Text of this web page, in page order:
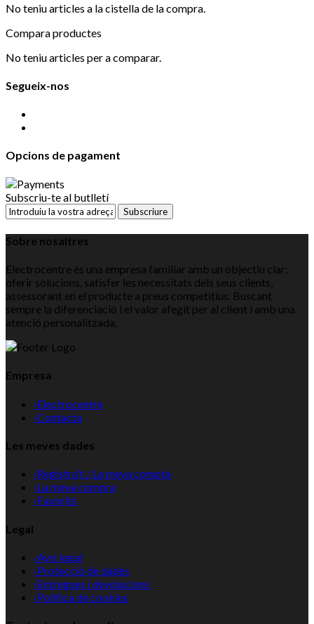
No teniu articles a la cistella de la compra.
Compara productes
No teniu articles per a comparar.
Segueix-nos
Opcions de pagament
Subscriu-te al butlletí
Subscriure
Sobre nosaltres
Electrocentre és una empresa familiar amb un objectiu clar:
oferir solucions, satisfer les necessitats dels seus clients,
assessorant en el producte a preus competitius. Buscant
sempre la diferenciació i el valor afegit per al client i amb una
atenció personalitzada.
Empresa
›Electrocentre
›Contacta
Les meves dades
›Registra't / La meva compta
›La meva compra
›Favorits
Legal
›Avís legal
›Protecció de dades
›Entregues i devolucions
›Política de cookies